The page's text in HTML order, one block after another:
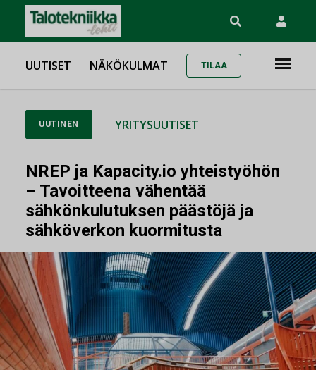
UUTISET NÄKÖKULMAT TILAA
UUTINEN YRITYSUUTISET
NREP ja Kapacity.io yhteistyöhön
– Tavoitteena vähentää
sähkönkulutuksen päästöjä ja
sähköverkon kuormitusta